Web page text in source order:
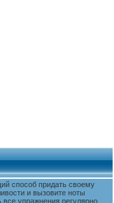
способ придать своему
и вызовите ноты
упражнения регулярно.